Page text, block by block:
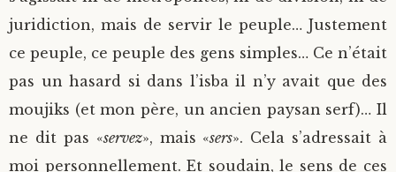
juridiction, mais de servir le peuple… Justement
ce peuple, ce peuple des gens simples… Ce n’était
pas un hasard si dans l’isba il n’y avait que des
moujiks (et mon père, un ancien paysan serf)… Il
ne dit pas «servez», mais «sers». Cela s’adressait à
moi personnellement. Et soudain, le sens de ces